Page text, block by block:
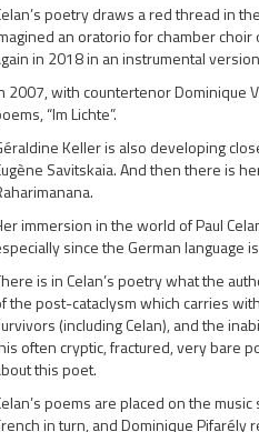
poetry draws a red thread in
an oratorio for chamber choir
in 2018 in an instrumental
2007, with countertenor Dominique
“Im Lichte”.
Keller is also developing
Savitskaia. And then there is
immersion in the world of Paul
since the German language
is in Celan’s poetry what the
the post-cataclysm which carries
(including Celan), and the
often cryptic, fractured, very bare
this poet.
poems are placed on the
in turn, and Dominique Pifarély